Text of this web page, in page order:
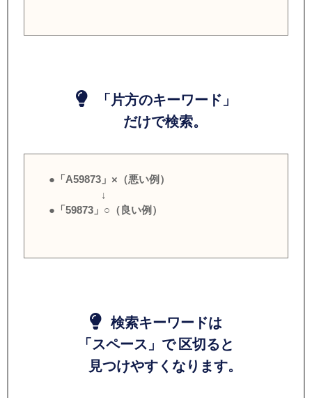
「片方のキーワード」
だけで検索。
●「A59873」×（悪い例）
↓
●「59873」○（良い例）
検索キーワードは
「スペース」で 区切ると
見つけやすくなります。